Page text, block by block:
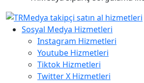
Sosyal Medya Hizmetleri
Instagram Hizmetleri
Youtube Hizmetleri
Tiktok Hizmetleri
Twitter X Hizmetleri